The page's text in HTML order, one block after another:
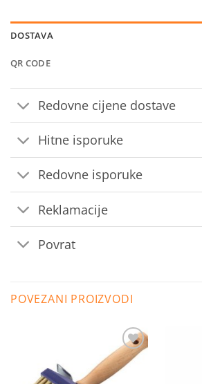
DOSTAVA
QR CODE
Redovne cijene dostave
Hitne isporuke
Redovne isporuke
Reklamacije
Povrat
POVEZANI PROIZVODI
Dodaj
na